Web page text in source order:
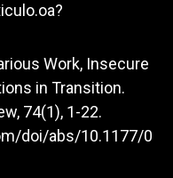
Work, Insecure
in Transition.
74(1), 1-22.
doi/abs/10.1177/0